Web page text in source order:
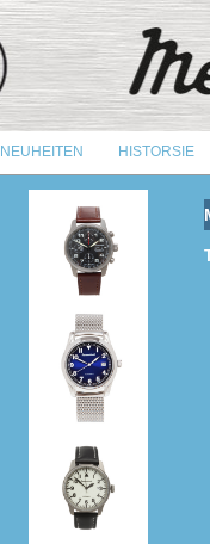
NEUHEITEN HISTORSIE